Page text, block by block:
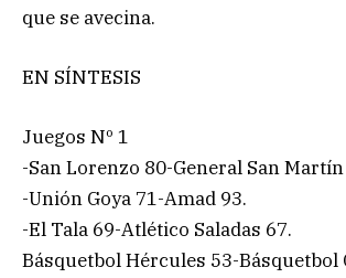
que se avecina.
EN SÍNTESIS
Juegos Nº 1
-San Lorenzo 80-General San Martín
-Unión Goya 71-Amad 93.
-El Tala 69-Atlético Saladas 67.
Básquetbol Hércules 53-Básquetbol